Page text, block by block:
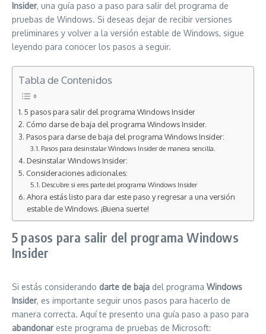
Insider, una guía paso a paso para salir del programa de
pruebas de Windows. Si deseas dejar de recibir versiones
preliminares y volver a la versión estable de Windows, sigue
leyendo para conocer los pasos a seguir.
Tabla de Contenidos
5 pasos para salir del programa Windows Insider
Cómo darse de baja del programa Windows Insider.
Pasos para darse de baja del programa Windows Insider:
Pasos para desinstalar Windows Insider de manera sencilla.
Desinstalar Windows Insider:
Consideraciones adicionales:
Descubre si eres parte del programa Windows Insider
Ahora estás listo para dar este paso y regresar a una versión
estable de Windows. ¡Buena suerte!
5 pasos para salir del programa Windows
Insider
Si estás considerando darte de baja del programa Windows
Insider, es importante seguir unos pasos para hacerlo de
manera correcta. Aquí te presento una guía paso a paso para
abandonareste programa de pruebas de Microsoft: